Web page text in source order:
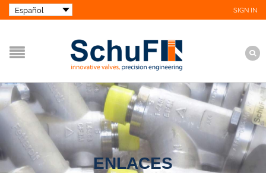
SIGN IN
ENLACES